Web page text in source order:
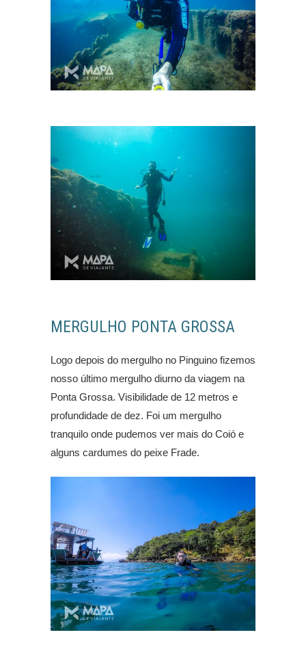
MERGULHO PONTA GROSSA
Logo depois do mergulho no Pinguino fizemos
nosso último mergulho diurno da viagem na
Ponta Grossa. Visibilidade de 12 metros e
profundidade de dez. Foi um mergulho
tranquilo onde pudemos ver mais do Coió e
alguns cardumes do peixe Frade.